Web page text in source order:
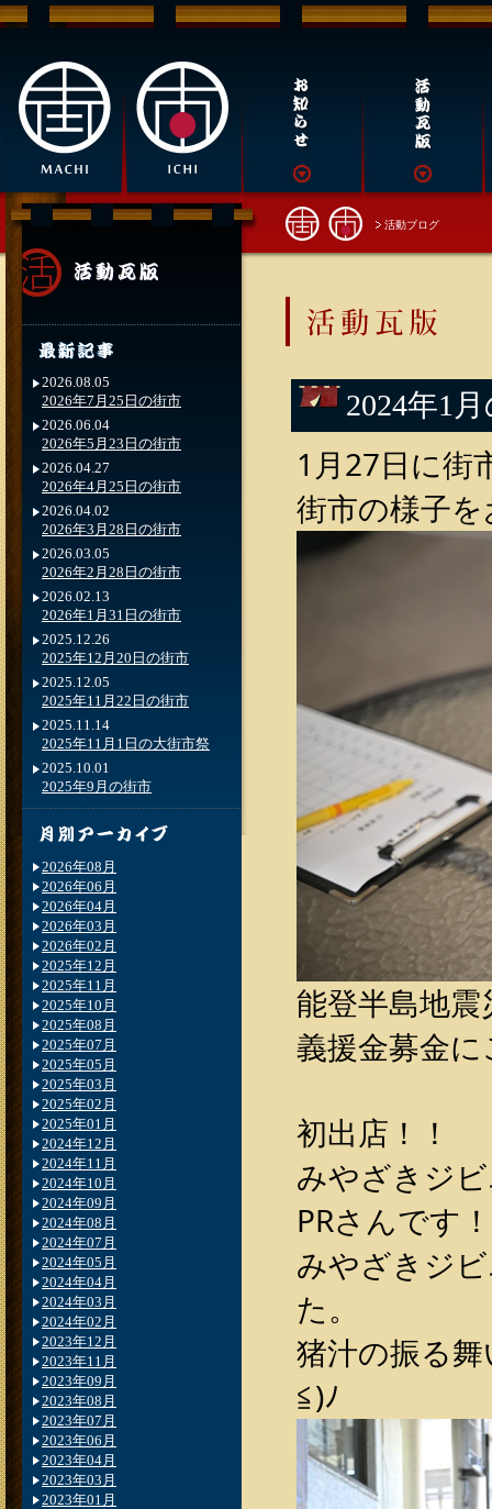
活動ブログ
2024年1
1月27日に街
街市の様子
能登半島地震
義援金募金
初出店！！
みやざきジ
PRさんです！
みやざきジ
た。
猪汁の振る
≦)ﾉ
2026.08.05
2026年7月25日の街市
2026.06.04
2026年5月23日の街市
2026.04.27
2026年4月25日の街市
2026.04.02
2026年3月28日の街市
2026.03.05
2026年2月28日の街市
2026.02.13
2026年1月31日の街市
2025.12.26
2025年12月20日の街市
2025.12.05
2025年11月22日の街市
2025.11.14
2025年11月1日の大街市祭
2025.10.01
2025年9月の街市
2026年08月
2026年06月
2026年04月
2026年03月
2026年02月
2025年12月
2025年11月
2025年10月
2025年08月
2025年07月
2025年05月
2025年03月
2025年02月
2025年01月
2024年12月
2024年11月
2024年10月
2024年09月
2024年08月
2024年07月
2024年05月
2024年04月
2024年03月
2024年02月
2023年12月
2023年11月
2023年09月
2023年08月
2023年07月
2023年06月
2023年04月
2023年03月
2023年01月